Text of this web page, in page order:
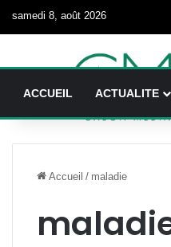
samedi 8, août 2026
ACCUEIL ACTUALITE
Accueil / maladie